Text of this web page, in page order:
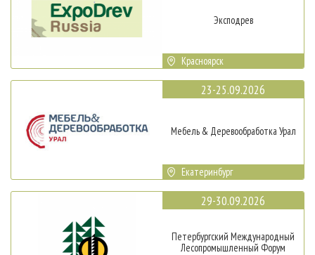
Эксподрев
Красноярск
23-25.09.2026
Мебель & Деревообработка Урал
Екатеринбург
29-30.09.2026
Петербургский Международный
Лесопромышленный Форум